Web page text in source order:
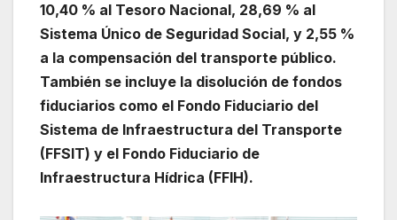
10,40 % al Tesoro Nacional, 28,69 % al
Sistema Único de Seguridad Social, y 2,55 %
a la compensación del transporte público.
También se incluye la disolución de fondos
fiduciarios como el Fondo Fiduciario del
Sistema de Infraestructura del Transporte
(FFSIT) y el Fondo Fiduciario de
Infraestructura Hídrica (FFIH).